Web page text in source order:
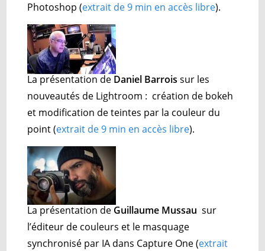
Photoshop (extrait de 9 min en accès libre).
La présentation de Daniel Barrois sur les
nouveautés de Lightroom : création de bokeh
et modification de teintes par la couleur du
point (extrait de 9 min en accès libre).
La présentation de Guillaume Mussau sur
l’éditeur de couleurs et le masquage
synchronisé par IA dans Capture One(extrait